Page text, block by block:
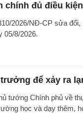
chính đủ điều
2026/NĐ-CP sửa
05/8/2026.
để xảy ra
tướng Chính phủ về
học và dạy thêm,